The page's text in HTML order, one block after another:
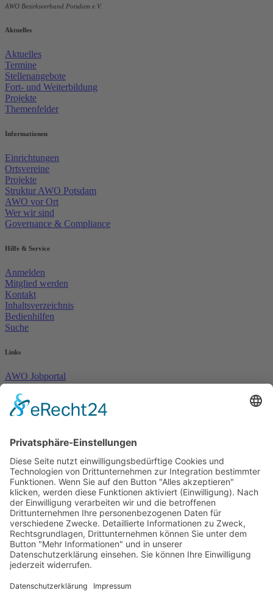
AWO Bezirksverband Potsdam e.V.
Aktuelles
Aktuelles
Termine
Stellenangebote
Fort- und Weiterbildung
Projekte
Themenfelder
Informationen
Einrichtungen
Ortsvereine
Projekte
Struktur AWO Potsdam
AWO vor Ort
Wer wir sind
Governance & Compliance
Hilfe & Service
Anmelden
Mitglied werden
Kontakt
Inhaltsverzeichnis
Bedienhilfen
Suche
Links
AWO Jobportal
AWO Ehrenamt Portal
AWO Schulgesundheitsfachkräfte
AWO Bundesverband
AWO Junge Plattform
Arbeit mit Behinderung
AWO Büro Kindermut
Kulturland Brandenburg
AWO Selbsthilfe
AWO eLearning
Kultur für JEDEN
AWO 1plus9
Dachverband Freie Suchtselbsthilfe
© 1990 - 2026 Arbeiterwohlfahrt Bezirksverband Potsdam e. V.